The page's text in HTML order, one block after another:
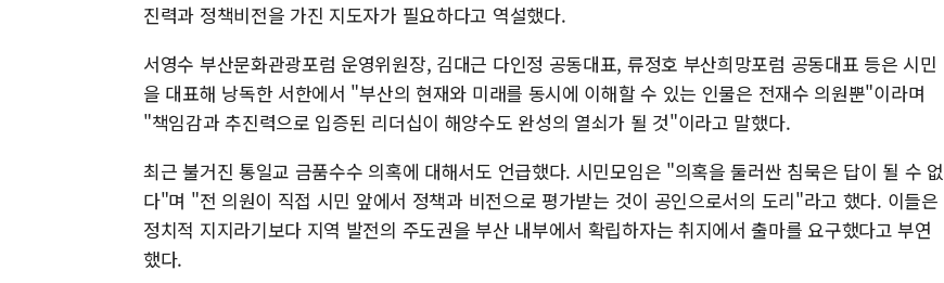
진력과 정책비전을 가진 지도자가 필요하다고 역설했다.
서영수 부산문화관광포럼 운영위원장, 김대근 다인정 공동대표, 류정호 부산희망포럼 공동대표 등은 시민
을 대표해 낭독한 서한에서 "부산의 현재와 미래를 동시에 이해할 수 있는 인물은 전재수 의원뿐"이라며
"책임감과 추진력으로 입증된 리더십이 해양수도 완성의 열쇠가 될 것"이라고 말했다.
최근 불거진 통일교 금품수수 의혹에 대해서도 언급했다. 시민모임은 "의혹을 둘러싼 침묵은 답이 될 수 없
다"며 "전 의원이 직접 시민 앞에서 정책과 비전으로 평가받는 것이 공인으로서의 도리"라고 했다. 이들은
정치적 지지라기보다 지역 발전의 주도권을 부산 내부에서 확립하자는 취지에서 출마를 요구했다고 부연
했다.